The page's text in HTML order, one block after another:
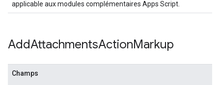
applicable aux modules complémentaires Apps Script.
AddAttachmentsActionMarkup
Champs